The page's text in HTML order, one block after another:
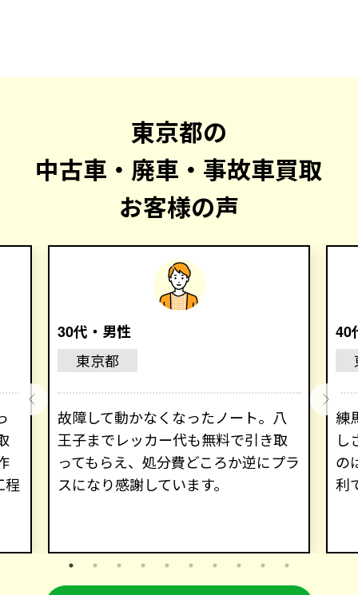
東京都の
中古車・廃車・事故車買取
お客様の声
程
30代・男性
東京都
故障して動かなくなったノート。八
王子までレッカー代も無料で引き取
ってもらえ、処分費どころか逆にプラ
スになり感謝しています。
40
練
し
の
利